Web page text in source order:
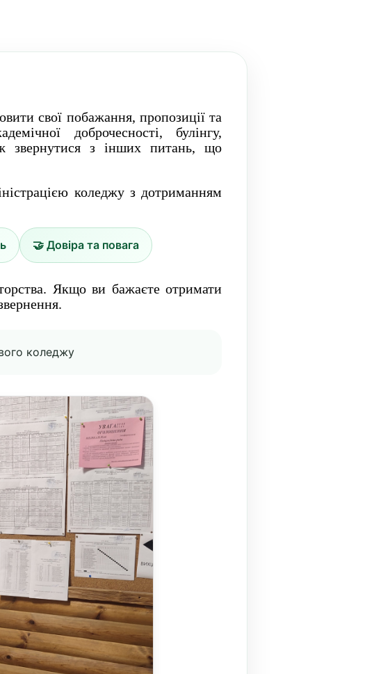
свої побажання, пропозиції та
доброчесності, булінгу,
звернутися з інших питань, що
коледжу з дотриманням
🤝 Довіра та повага
Якщо ви бажаєте отримати
коледжу